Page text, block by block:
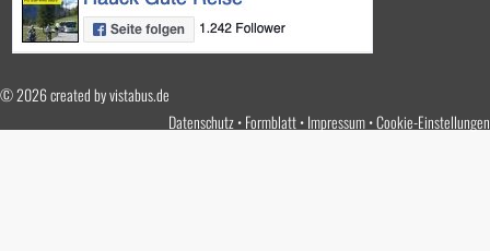
© 2026 created byvistabus.de
Datenschutz Formblatt Impressum Cookie-Einstellungen